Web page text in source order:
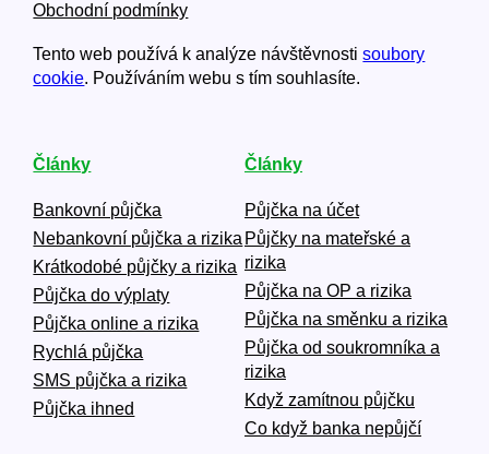
Obchodní podmínky
Tento web používá k analýze návštěvnostisoubory
cookie. Používáním webu s tím souhlasíte.
Články
Bankovní půjčka
Nebankovní půjčka a rizika
Krátkodobé půjčky a rizika
Půjčka do výplaty
Půjčka online a rizika
Rychlá půjčka
SMS půjčka a rizika
Půjčka ihned
Články
Půjčka na účet
Půjčky na mateřské a
rizika
Půjčka na OP a rizika
Půjčka na směnku a rizika
Půjčka od soukromníka a
rizika
Když zamítnou půjčku
Co když banka nepůjčí